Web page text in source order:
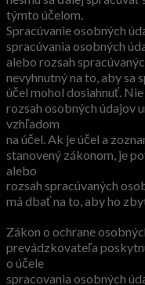
týmto účelom.
Spracúvanie osobných
spracúvania osobných
alebo rozsah
nevyhnutný na to, aby sa
účel mohol dosiahnuť.
rozsah osobných údajov
vzhľadom
na účel. Ak je účel a
stanovený zákonom, je
alebo
rozsah spracúvaných
má dbať na to, aby ho
Zákon o ochrane
prevádzkovateľa
o účele
spracovania osobných